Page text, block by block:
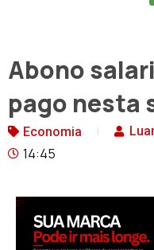
Abono
pago nesta
Economia
14:45